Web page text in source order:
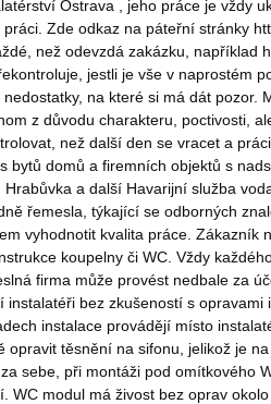
Ostrava , jeho práce je vždy
práci. Zde odkaz na páteřní stránky
než odevzdá zakázku, například
jestli je vše v naprostém
nedostatky, na které si má dát pozor.
z důvodu charakteru, poctivosti,
než další den se vracet a
bytů domů a firemních objektů s
Hrabůvka a další Havarijní služba
řemesla, týkající se odborných
vyhodnotit kvalita práce. Zákazník
koupelny či WC. Vždy
firma může provést nedbale za
instalatéři bez zkušeností s
instalace provádějí místo
opravit těsnění na sifonu, jelikož je
sebe, při montáži pod omítkového
WC modul má živost bez oprav